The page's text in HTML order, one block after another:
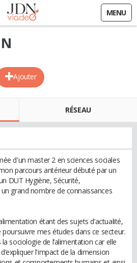
MENU
Ajouter
RÉSEAU
d'un master 2 en sciences sociales
parcours antérieur débuté par un
DUT Hygiène, Sécurité,
grand nombre de connaissances
étant des sujets d’actualité,
mes études dans ce secteur.
sociologie de l’alimentation car elle
l'impact de la dimension